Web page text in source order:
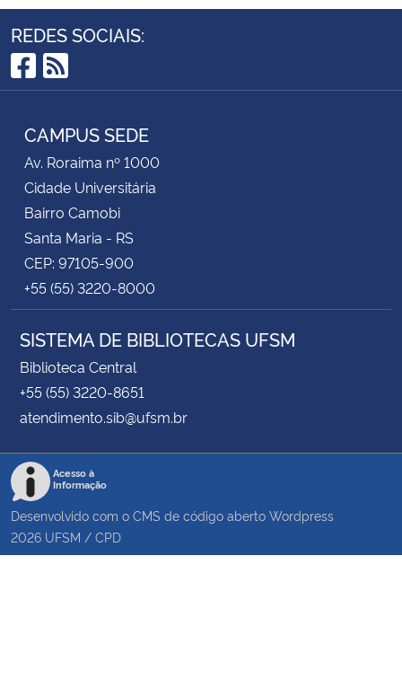
REDES SOCIAIS:
Facebook
RSS
CAMPUS SEDE
Av. Roraima nº 1000
Cidade Universitária
Bairro Camobi
Santa Maria - RS
CEP: 97105-900
+55 (55) 3220-8000
SISTEMA DE BIBLIOTECAS UFSM
Biblioteca Central
+55 (55) 3220-8651
atendimento.sib@ufsm.br
Acesso à
Informação
Desenvolvido com o CMS de código aberto Wordpress
2026 UFSM / CPD